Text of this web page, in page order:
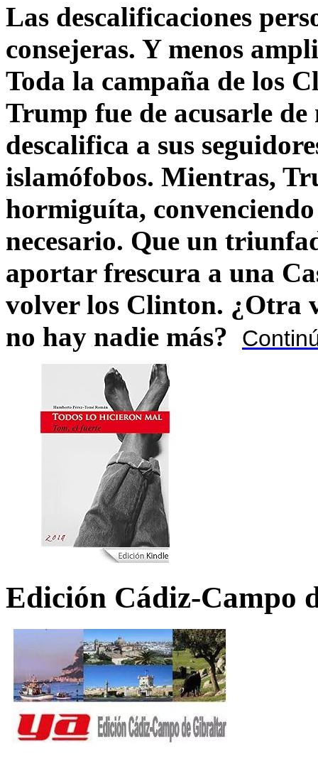
Las descalificaciones
consejeras. Y menos
Toda la campaña de los
Trump fue de acusarle
descalifica a sus
islamófobos. Mientras,
hormiguíta,
necesario. Que un
aportar frescura a una
volver los Clinton. ¿Otra
no hay nadie más?
Edición Cádiz-Campo